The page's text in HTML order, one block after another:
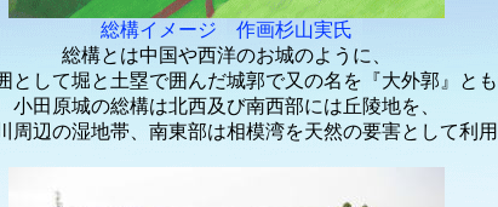
総構イメージ 作画杉山実氏
総構とは中国や西洋のお城のように、
として堀と土塁で囲んだ城郭で又の名を『大外郭』と
小田原城の総構は北西及び南西部には丘陵地を、
周辺の湿地帯、南東部は相模湾を天然の要害として利